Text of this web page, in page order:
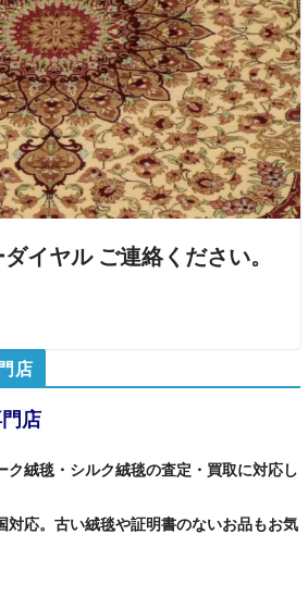
イヤル ご連絡ください。
店
店
ク絨毯・シルク絨毯の査定・買取に対応し
対応。古い絨毯や証明書のないお品もお気